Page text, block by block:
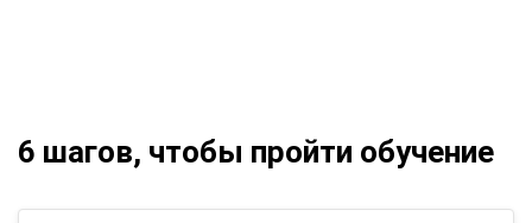
6 шагов, чтобы пройти обучение